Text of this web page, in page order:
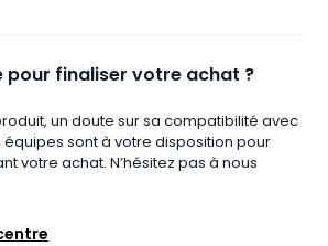
pour finaliser votre achat ?
un doute sur sa compatibilité avec
équipes sont à votre disposition pour
votre achat. N’hésitez pas à nous